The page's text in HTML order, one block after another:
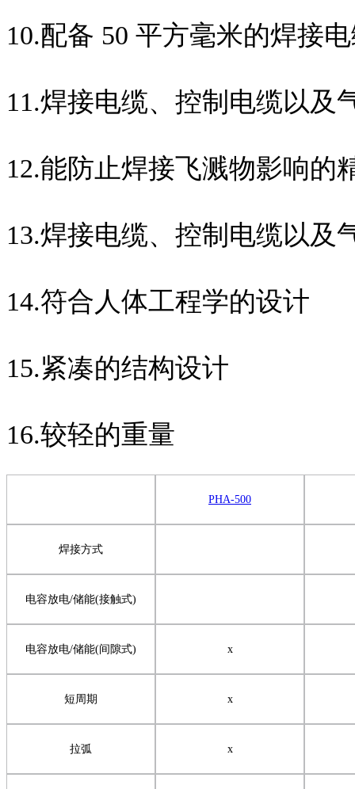
10.配备 50 平方毫米的焊接
11.焊接电缆、控制电缆以及
12.能防止焊接飞溅物影响的
13.焊接电缆、控制电缆以及
14.符合人体工程学的设计
15.紧凑的结构设计
16.较轻的重量
PHA-500
焊接方式
电容放电/储能(接触式)
电容放电/储能(间隙式) x
短周期 x
拉弧 x